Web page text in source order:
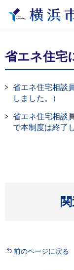
省エネ住宅
省エネ住宅相談
しました。）
省エネ住宅相談
で本制度は終了
前のページに戻る